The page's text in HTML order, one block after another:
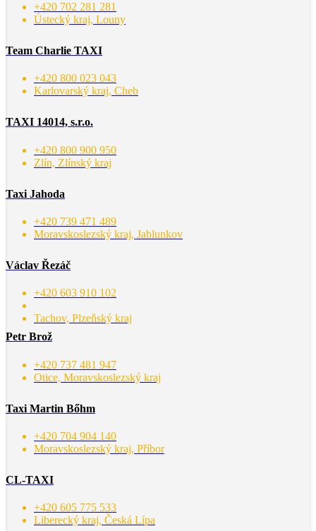
+420 702 281 281
Ústecký kraj, Louny
Team Charlie TAXI
+420 800 023 043
Karlovarský kraj, Cheb
TAXI 14014, s.r.o.
+420 800 900 950
Zlín, Zlínský kraj
Taxi Jahoda
+420 739 471 489
Moravskoslezský kraj, Jablunkov
Václav Řezáč
+420 603 910 102
Tachov, Plzeňský kraj
Petr Brož
+420 737 481 947
Otice, Moravskoslezský kraj
Taxi Martin Bőhm
+420 704 904 140
Moravskoslezský kraj, Příbor
CL-TAXI
+420 605 775 533
Liberecký kraj, Česká Lípa